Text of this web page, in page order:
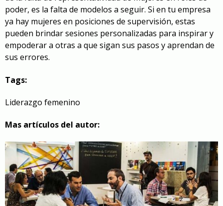
poder, es la falta de modelos a seguir. Si en tu empresa
ya hay mujeres en posiciones de supervisión, estas
pueden brindar sesiones personalizadas para inspirar y
empoderar a otras a que sigan sus pasos y aprendan de
sus errores.
Tags:
Liderazgo femenino
Mas artículos del autor: